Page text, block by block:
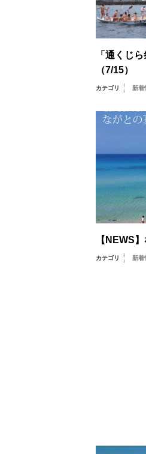
「通くじ
（7/15）
カテゴリ 新着
【NEWS
カテゴリ 新着